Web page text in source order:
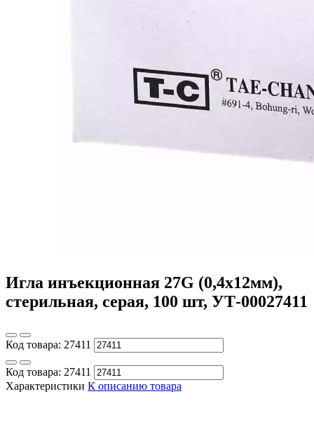
Игла инъекционная 27G (0,4х12мм),
стерильная, серая, 100 шт, УТ-00027411
Код товара: 27411
Код товара: 27411
Характеристики К описанию товара